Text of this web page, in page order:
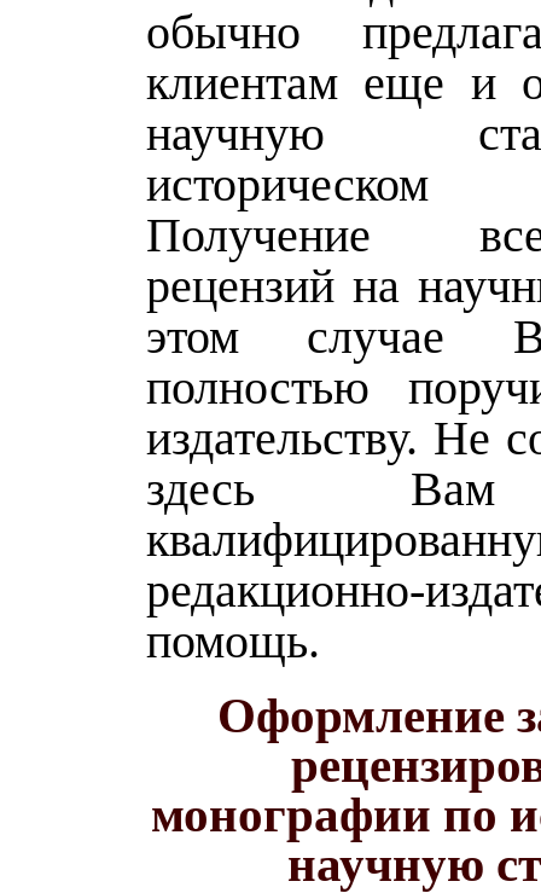
обычно
клиентам еще и
научную
Получение
рецензий на
этом случае
полностью
издательству. Не
здесь Вам
редакционно-
помощь.
Оформление
монографии по
научную